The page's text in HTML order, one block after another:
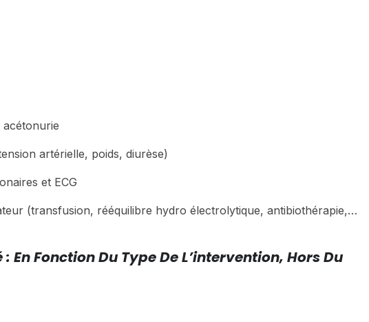
artérielle, poids, diurèse)
et ECG
(transfusion, rééquilibre hydro électrolytique, antibiothérapie,…
En Fonction Du Type De L’intervention, Hors Du